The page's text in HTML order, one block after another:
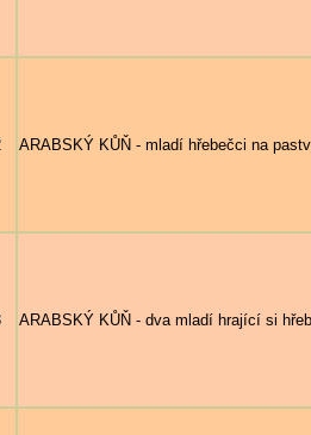
ARABSKÝ KŮŇ - mladí hřebečci na
ARABSKÝ KŮŇ - dva mladí hrající si